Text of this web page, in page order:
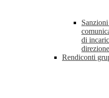
di
Rendiconti